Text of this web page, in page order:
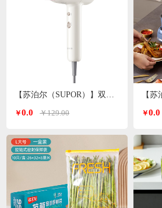
【苏泊尔（SUPOR）】双温双档电吹风白色 HDL-F3
￥0.0 ￥129.00 ￥0.0